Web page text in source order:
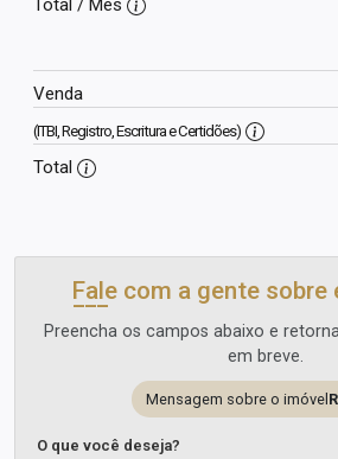
Total / Mês
Venda
(ITBI, Registro, Escritura e Certidões)
Total
Fale com a gente sobre
Preencha os campos abaixo e
em breve.
Mensagem sobre o imóvel
O que você deseja?